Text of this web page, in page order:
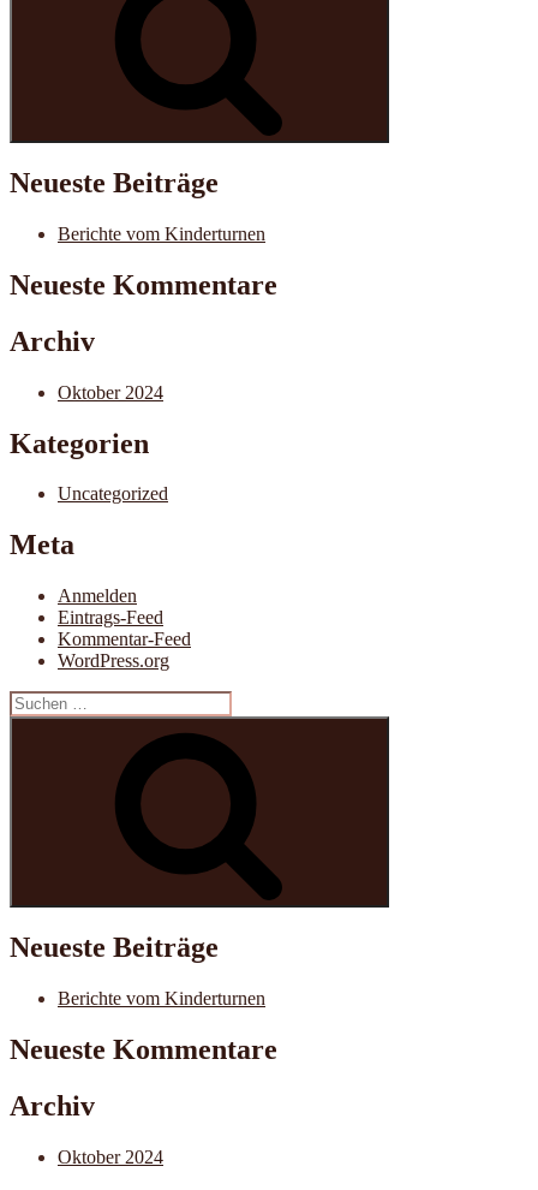
Neueste Beiträge
Berichte vom Kinderturnen
Neueste Kommentare
Archiv
Oktober 2024
Kategorien
Uncategorized
Meta
Anmelden
Eintrags-Feed
Kommentar-Feed
WordPress.org
Suche
nach:
Neueste Beiträge
Berichte vom Kinderturnen
Neueste Kommentare
Archiv
Oktober 2024